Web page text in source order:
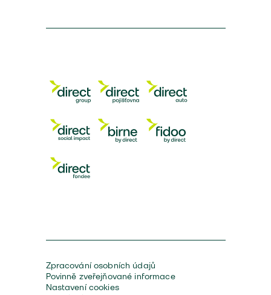
Zpracování osobních údajů
Povinně zveřejňované informace
Nastavení cookies